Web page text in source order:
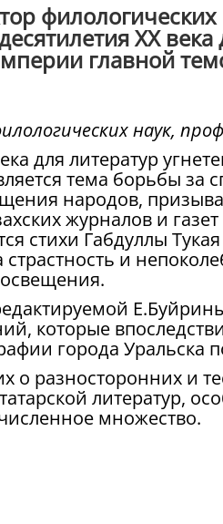
XX
главной
наук,
для литератур
тема борьбы за
народов,
журналов и газет
стихи Габдуллы
и
которые
города Уральска
о разносторонних и
литератур,
множество.